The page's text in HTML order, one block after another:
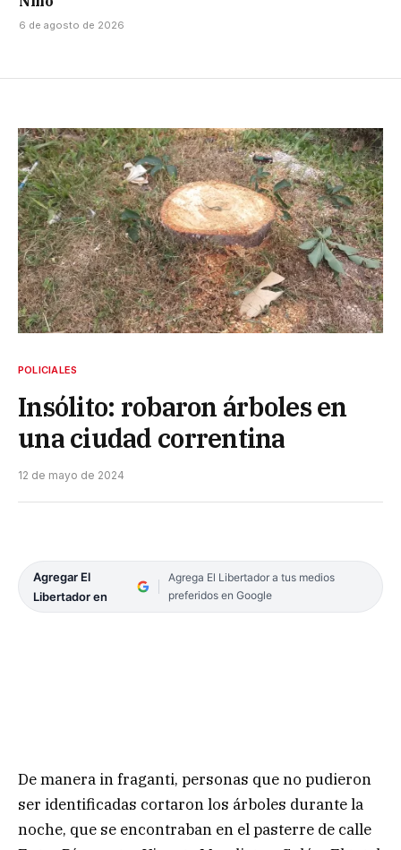
6 de agosto de 2026
POLICIALES
Insólito: robaron árboles en
una ciudad correntina
12 de mayo de 2024
Agregar El
Libertador en
Agrega El Libertador a tus medios
preferidos en Google
De manera in fraganti, personas que no pudieron
ser identificadas cortaron los árboles durante la
noche, que se encontraban en el pasterre de calle